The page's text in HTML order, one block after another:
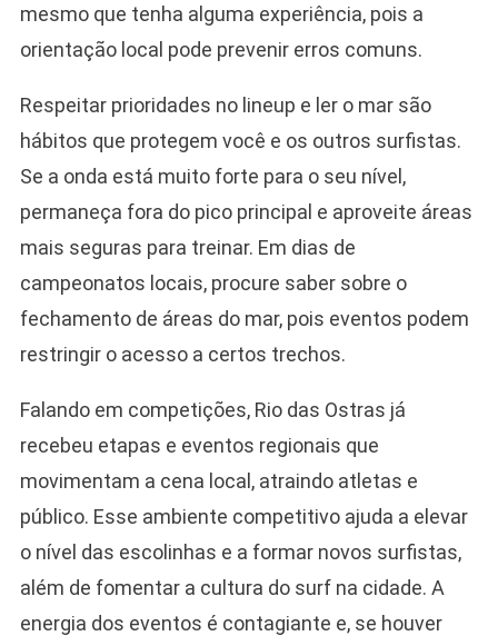
mesmo que tenha alguma experiência, pois a
orientação local pode prevenir erros comuns.
Respeitar prioridades no lineup e ler o mar são
hábitos que protegem você e os outros surfistas.
Se a onda está muito forte para o seu nível,
permaneça fora do pico principal e aproveite áreas
mais seguras para treinar. Em dias de
campeonatos locais, procure saber sobre o
fechamento de áreas do mar, pois eventos podem
restringir o acesso a certos trechos.
Falando em competições, Rio das Ostras já
recebeu etapas e eventos regionais que
movimentam a cena local, atraindo atletas e
público. Esse ambiente competitivo ajuda a elevar
o nível das escolinhas e a formar novos surfistas,
além de fomentar a cultura do surf na cidade. A
energia dos eventos é contagiante e, se houver